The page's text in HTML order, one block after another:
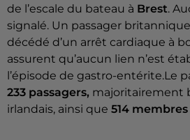
de l’escale du bateau à Brest.
signalé. Un passager
décédé d’un arrêt cardiaque à
assurent qu’aucun lien n’est
l’épisode de gastro-entérite.Le
233 passagers, majoritairement
irlandais, ainsi que 514